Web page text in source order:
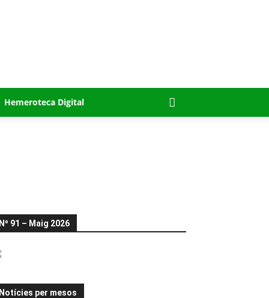
Hemeroteca Digital
Nº 91 – Maig 2026
Notícies per mesos